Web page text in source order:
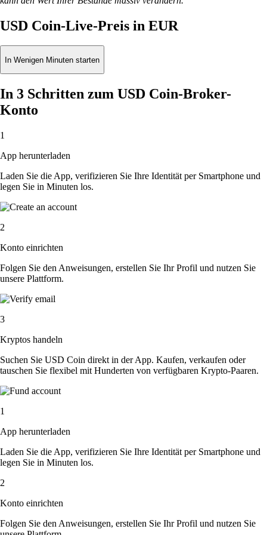
USD Coin-Live-Preis in EUR
In Wenigen Minuten starten
In 3 Schritten zum USD Coin-Broker-
Konto
1
App herunterladen
Laden Sie die App, verifizieren Sie Ihre Identität per Smartphone und
legen Sie in Minuten los.
2
Konto einrichten
Folgen Sie den Anweisungen, erstellen Sie Ihr Profil und nutzen Sie
unsere Plattform.
3
Kryptos handeln
Suchen Sie USD Coin direkt in der App. Kaufen, verkaufen oder
tauschen Sie flexibel mit Hunderten von verfügbaren Krypto-Paaren.
1
App herunterladen
Laden Sie die App, verifizieren Sie Ihre Identität per Smartphone und
legen Sie in Minuten los.
2
Konto einrichten
Folgen Sie den Anweisungen, erstellen Sie Ihr Profil und nutzen Sie